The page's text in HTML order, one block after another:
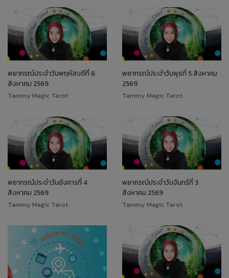
พยากรณ์ประจำวันพฤหัสบดีที่ 6
สิงหาคม 2569
Tammy Magic Tarot
พยากรณ์ประจำวันพุธที่ 5 สิงหาคม
2569
Tammy Magic Tarot
พยากรณ์ประจำวันอังคารที่ 4
สิงหาคม 2569
Tammy Magic Tarot
พยากรณ์ประจำวันจันทร์ที่ 3
สิงหาคม 2569
Tammy Magic Tarot